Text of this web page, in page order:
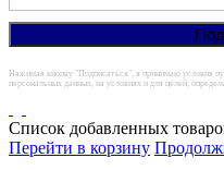
Нажимая кнопку "Подписаться", я принимаю условия
персональных данных, на условиях и для целей,
Список добавленных
Перейти в корзину